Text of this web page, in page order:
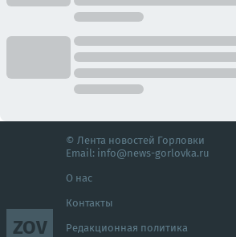
ZOV
© Лента новостей Горловки
Email: info@news-gorlovka.ru
О нас
Контакты
Редакционная политика